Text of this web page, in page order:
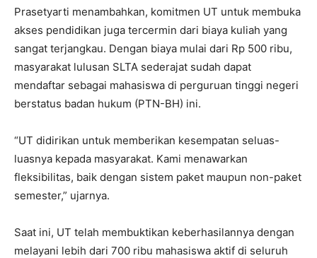
Prasetyarti menambahkan, komitmen UT untuk membuka
akses pendidikan juga tercermin dari biaya kuliah yang
sangat terjangkau. Dengan biaya mulai dari Rp 500 ribu,
masyarakat lulusan SLTA sederajat sudah dapat
mendaftar sebagai mahasiswa di perguruan tinggi negeri
berstatus badan hukum (PTN-BH) ini.
“UT didirikan untuk memberikan kesempatan seluas-
luasnya kepada masyarakat. Kami menawarkan
fleksibilitas, baik dengan sistem paket maupun non-paket
semester,” ujarnya.
Saat ini, UT telah membuktikan keberhasilannya dengan
melayani lebih dari 700 ribu mahasiswa aktif di seluruh